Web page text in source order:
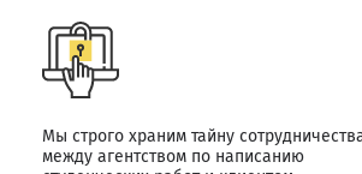
Мы строго храним тайну
между агентством по написанию